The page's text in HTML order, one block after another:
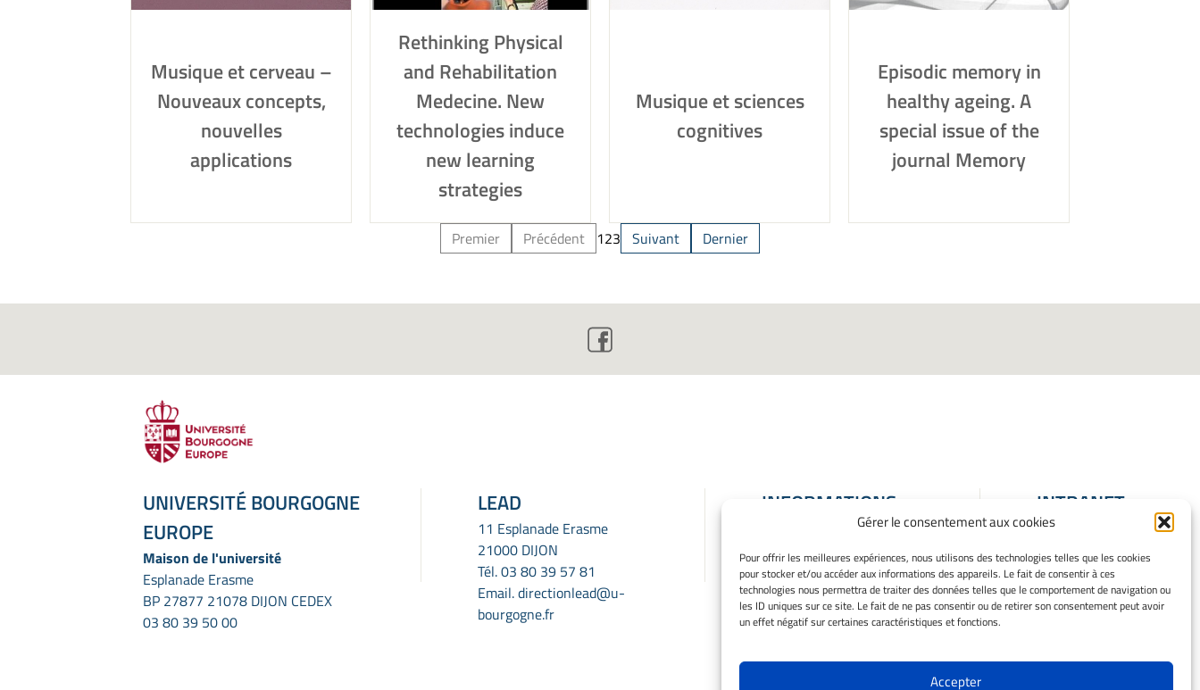
Gérer le consentement aux cookies
Pour offrir les meilleures expériences, nous utilisons des technologies telles que les cookies
pour stocker et/ou accéder aux informations des appareils. Le fait de consentir à ces
technologies nous permettra de traiter des données telles que le comportement de navigation ou
les ID uniques sur ce site. Le fait de ne pas consentir ou de retirer son consentement peut avoir
un effet négatif sur certaines caractéristiques et fonctions.
Accepter
Musique et cerveau –
Nouveaux concepts,
nouvelles
applications
Rethinking Physical
and Rehabilitation
Medecine. New
technologies induce
new learning
strategies
Musique et sciences
cognitives
Episodic memory in
healthy ageing. A
special issue of the
journal Memory
Premier Précédent 123 Suivant Dernier
UNIVERSITÉ BOURGOGNE
EUROPE
Maison de l'université
Esplanade Erasme
BP 27877 21078 DIJON CEDEX
03 80 39 50 00
LEAD
11 Esplanade Erasme
21000 DIJON
Tél.03 80 39 57 81
Email.directionlead@u-
bourgogne.fr
INFORMATIONS
Mentions Légales
Gérer mes cookies
Politique de cookies
Déclaration de
Avertissement
INTRANET